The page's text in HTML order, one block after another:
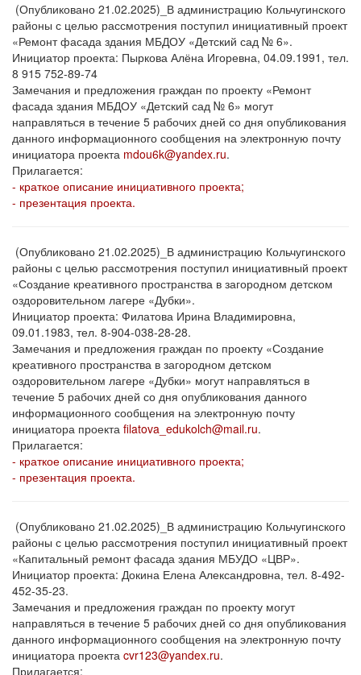
(Опубликовано 21.02.2025)_В администрацию Кольчугинского
районы с целью рассмотрения поступил инициативный проект
«Ремонт фасада здания МБДОУ «Детский сад № 6».
Инициатор проекта: Пыркова Алёна Игоревна, 04.09.1991, тел.
8 915 752-89-74
Замечания и предложения граждан по проекту «Ремонт
фасада здания МБДОУ «Детский сад № 6» могут
направляться в течение 5 рабочих дней со дня опубликования
данного информационного сообщения на электронную почту
инициатора проекта mdou6k@yandex.ru.
Прилагается:
- краткое описание инициативного проекта;
- презентация проекта.
(Опубликовано 21.02.2025)_В администрацию Кольчугинского
районы с целью рассмотрения поступил инициативный проект
«Создание креативного пространства в загородном детском
оздоровительном лагере «Дубки».
Инициатор проекта: Филатова Ирина Владимировна,
09.01.1983, тел. 8-904-038-28-28.
Замечания и предложения граждан по проекту «Создание
креативного пространства в загородном детском
оздоровительном лагере «Дубки» могут направляться в
течение 5 рабочих дней со дня опубликования данного
информационного сообщения на электронную почту
инициатора проекта filatova_edukolch@mail.ru.
Прилагается:
- краткое описание инициативного проекта;
- презентация проекта.
(Опубликовано 21.02.2025)_В администрацию Кольчугинского
районы с целью рассмотрения поступил инициативный проект
«Капитальный ремонт фасада здания МБУДО «ЦВР».
Инициатор проекта: Докина Елена Александровна, тел. 8-492-
452-35-23.
Замечания и предложения граждан по проекту могут
направляться в течение 5 рабочих дней со дня опубликования
данного информационного сообщения на электронную почту
инициатора проекта cvr123@yandex.ru.
Прилагается: